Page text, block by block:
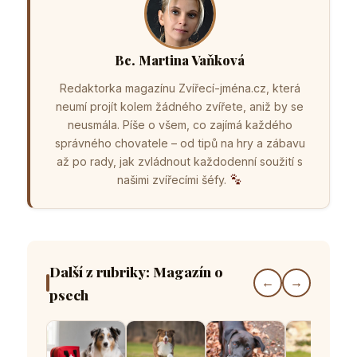
Bc. Martina Vaňková
Redaktorka magazínu Zvířecí-jména.cz, která
neumí projít kolem žádného zvířete, aniž by se
neusmála. Píše o všem, co zajímá každého
správného chovatele – od tipů na hry a zábavu
až po rady, jak zvládnout každodenní soužití s
našimi zvířecími šéfy.
Další z rubriky: Magazín o
psech
← →